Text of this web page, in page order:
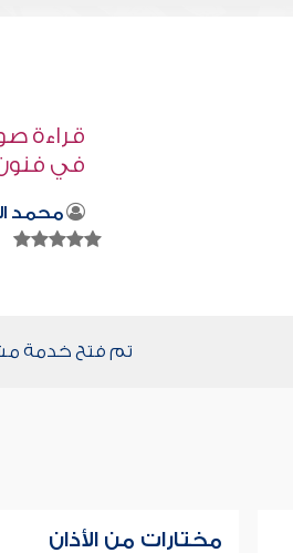
بحياتك " كتاب
قراءة
في فنون
محمد
تم فتح خدمة
مختارات من الأذان